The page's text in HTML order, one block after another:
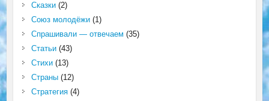
Сказки(2)
Союз молодёжи(1)
Спрашивали — отвечаем (35)
Статьи(43)
Стихи(13)
Страны(12)
Стратегия(4)